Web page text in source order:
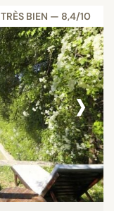
TRÈS BIEN — 8,4/10
›